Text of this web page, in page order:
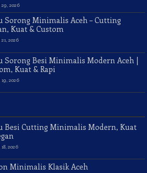
2026
Sorong Minimalis Aceh – Cutting
Kuat & Custom
2026
Sorong Besi Minimalis Modern Aceh |
Kuat & Rapi
2026
Besi Cutting Minimalis Modern, Kuat
2026
Minimalis Klasik Aceh